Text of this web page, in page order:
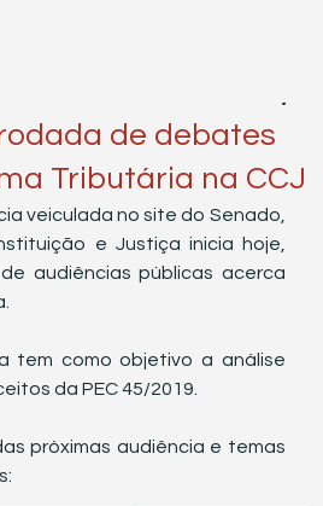
de debates
Tributária na CCJ
veiculada no site do Senado,
e Justiça inicia hoje,
audiências públicas acerca
tem como objetivo a análise
da PEC 45/2019.
próximas audiência e temas